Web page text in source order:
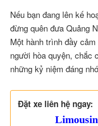
Nếu bạn đang lên kế
đừng quên đưa Quảng
Một hành trình đầy
người hòa quyện, chắc
những kỷ niệm đáng
Đặt xe liên hệ ngay: